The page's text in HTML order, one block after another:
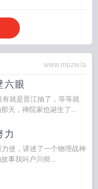
www.mpzw.la
六眼
就是晋江抽了，等等就
天，禅院家也诞生了...
力
使，讲述了一个物理战神
事我叫户川彻...